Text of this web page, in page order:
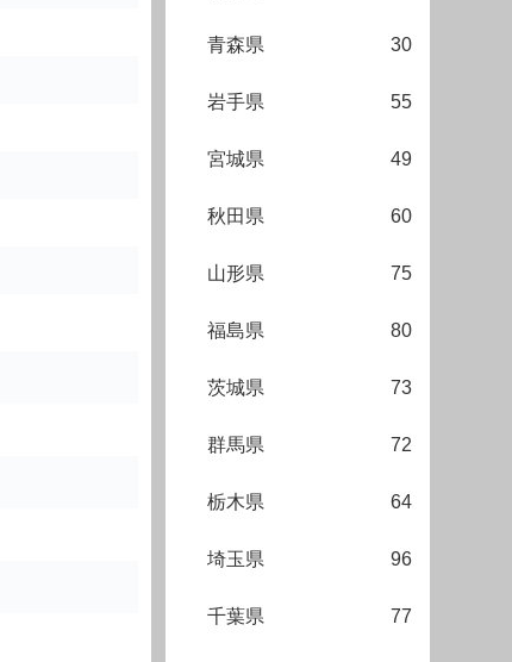
青森県 30
岩手県 55
宮城県 49
秋田県 60
山形県 75
福島県 80
茨城県 73
群馬県 72
栃木県 64
埼玉県 96
千葉県 77